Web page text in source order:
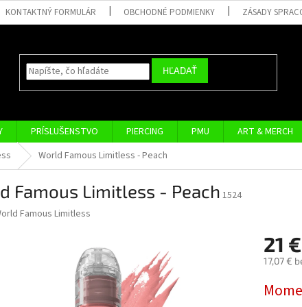
KONTAKTNÝ FORMULÁR OBCHODNÉ PODMIENKY ZÁSADY
HĽADAŤ
PRÍSLUŠENSTVO PIERCING PMU ART & MERCH
World Famous Limitless - Peach
Famous Limitless - Peach 1524
Famous Limitless
21 €
17,07 €
cena: